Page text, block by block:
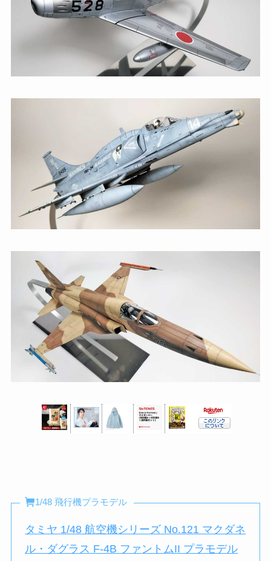
1/48 飛行機プラモデル
タミヤ 1/48 航空機シリーズ No.121 マクダネ
ル・ダグラス F-4B ファントムII プラモデル